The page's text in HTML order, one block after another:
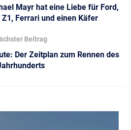
Mayr hat eine Liebe für Ford,
Ferrari und einen Käfer
Beitrag
Der Zeitplan zum Rennen des